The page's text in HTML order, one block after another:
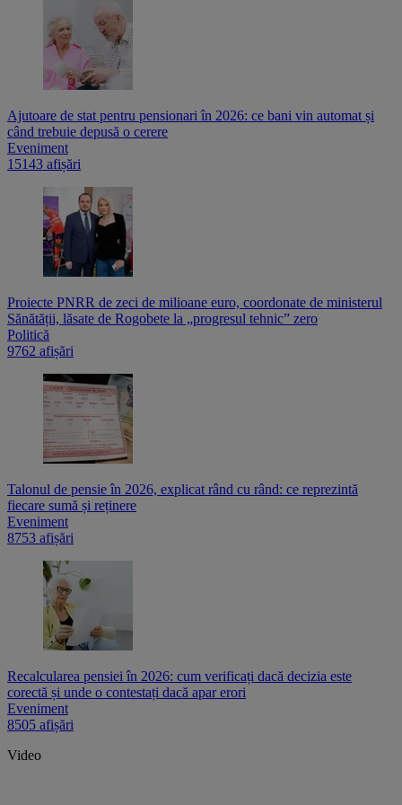
Ajutoare de stat pentru pensionari în 2026: ce bani vin automat și
când trebuie depusă o cerere
Eveniment
15143 afișări
Proiecte PNRR de zeci de milioane euro, coordonate de ministerul
Sănătății, lăsate de Rogobete la „progresul tehnic” zero
Politică
9762 afișări
Talonul de pensie în 2026, explicat rând cu rând: ce reprezintă
fiecare sumă și reținere
Eveniment
8753 afișări
Recalcularea pensiei în 2026: cum verificați dacă decizia este
corectă și unde o contestați dacă apar erori
Eveniment
8505 afișări
Video